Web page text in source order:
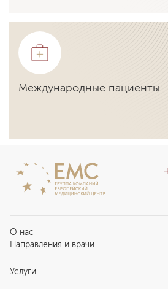
Международные пациенты
О нас
Отзывы пациентов
О клинике
Направления и врачи
Направления
Услуги